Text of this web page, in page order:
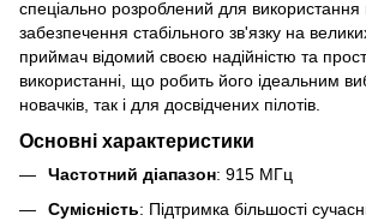
спеціально розроблений для використання
забезпечення стабільного зв'язку на
приймач відомий своєю надійністю та
використанні, що робить його ідеальним
новачків, так і для досвідчених пілотів.
Основні характеристики
Частотний діапазон: 915 МГц
Сумісність: Підтримка більшості